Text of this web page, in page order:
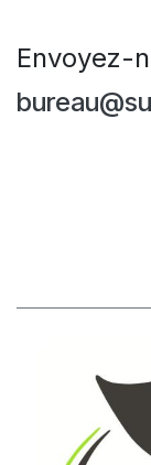
Envoyez-